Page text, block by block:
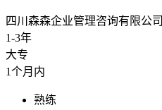
四川森森企业管理咨询有限公司
1-3年
大专
1个月内
熟练